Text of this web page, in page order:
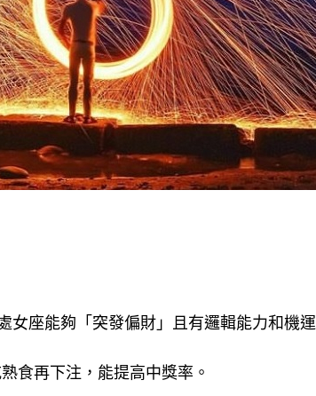
女座能夠「突發偏財」且有邏輯能力和機
食再下注，能提高中獎率。